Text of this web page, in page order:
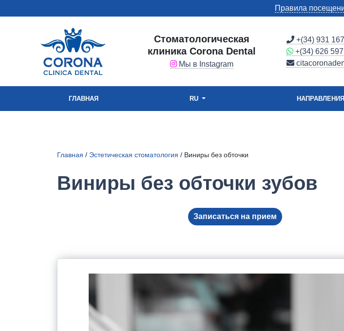
Правила
Стоматологическая
клиника Corona Dental
Мы в Instagram
+(34) 931
+(34) 626
ГЛАВНАЯ RU НАПРАВЛЕНИЯ
Главная / Эстетическая стоматология / Виниры без обточки
Виниры без обточки зубов
Записаться на прием